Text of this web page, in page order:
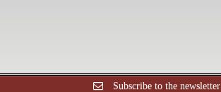
Subscribe to the newsletter